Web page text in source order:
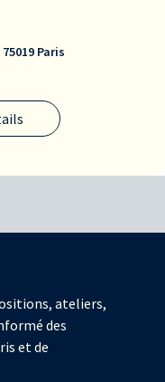
Paris
ateliers,
des
et de